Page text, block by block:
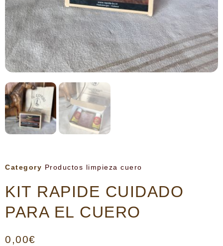
Category Productos limpieza cuero
KIT RAPIDE CUIDADO
PARA EL CUERO
0,00€